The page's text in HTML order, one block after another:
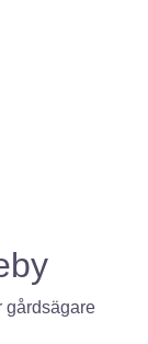
gårdsägare